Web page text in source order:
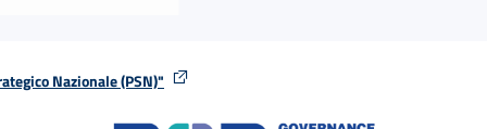
Nazionale (PSN)"